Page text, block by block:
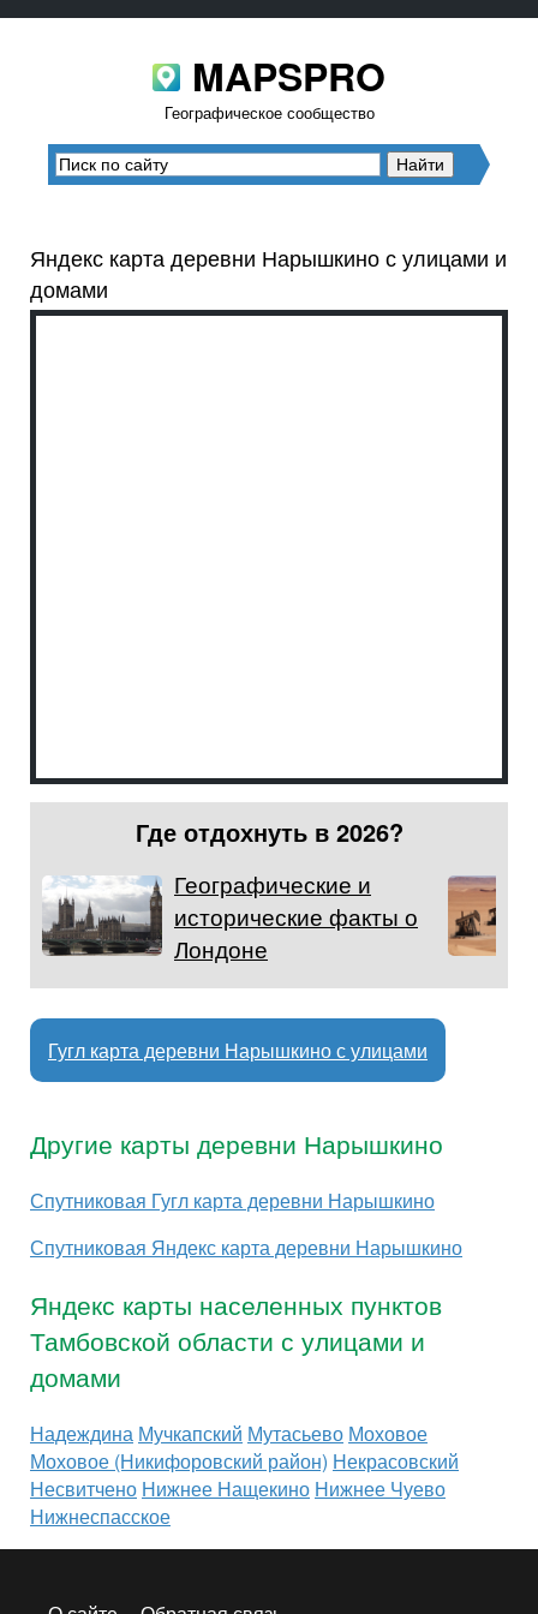
MAPSPRO
Географическое сообщество
Яндекс карта деревни Нарышкино с улицами и
домами
Где отдохнуть в 2026?
Географические и
исторические факты о
Лондоне
Гугл карта деревни Нарышкино с улицами
Другие карты деревни Нарышкино
Спутниковая Гугл карта деревни Нарышкино
Спутниковая Яндекс карта деревни Нарышкино
Яндекс карты населенных пунктов
Тамбовской области с улицами и
домами
Надеждина Мучкапский Мутасьево Моховое
Моховое (Никифоровский район) Некрасовский
Несвитчено Нижнее Нащекино Нижнее Чуево
Нижнеспасское